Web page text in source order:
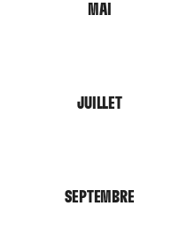
MAI
JUILLET
SEPTEMBRE